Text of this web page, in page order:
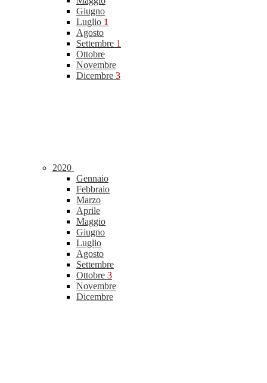
Giugno
Luglio 1
Agosto
Settembre 1
Ottobre
Novembre
Dicembre 3
2020
Gennaio
Febbraio
Marzo
Aprile
Maggio
Giugno
Luglio
Agosto
Settembre
Ottobre 3
Novembre
Dicembre